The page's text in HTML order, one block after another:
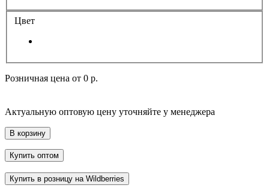
Цвет
Розничная цена от 0 р.
Актуальную оптовую цену уточняйте у менеджера
В корзину
Купить оптом
Купить в розницу на Wildberries